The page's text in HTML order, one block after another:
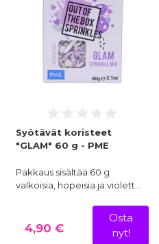
Syötävät koristeet
"GLAM" 60 g - PME
Pakkaus sisältää 60 g
valkoisia, hopeisia ja violett…
4,90 €
Osta
nyt!